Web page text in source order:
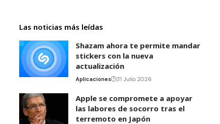
Las noticias más leídas
Shazam ahora te permite mandar
stickers con la nueva
actualización
Aplicaciones 31 Julio 2026
Apple se compromete a apoyar
las labores de socorro tras el
terremoto en Japón